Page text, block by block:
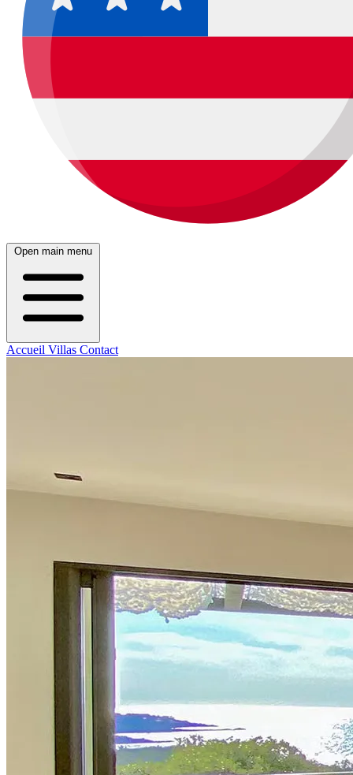
Open main menu
Accueil Villas Contact